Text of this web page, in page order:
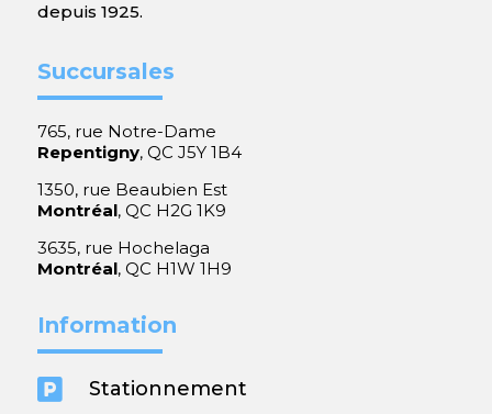
depuis 1925.
Succursales
765, rue Notre-Dame
Repentigny, QC J5Y 1B4
1350, rue Beaubien Est
Montréal, QC H2G 1K9
3635, rue Hochelaga
Montréal, QC H1W 1H9
Information
 Stationnement